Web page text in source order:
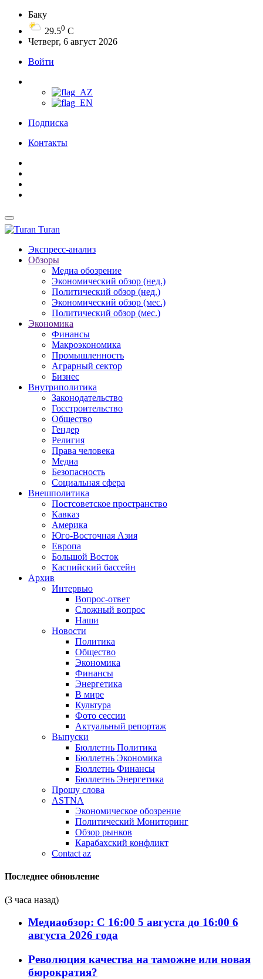
Баку
29.50 C
Четверг, 6 август 2026
Войти
Подписка
Контакты
Turan
Экспресс-анализ
Обзоры
Медиа обозрение
Экономический обзор (нед.)
Политический обзор (нед.)
Экономический обзор (мес.)
Политический обзор (мес.)
Экономика
Финансы
Макроэкономика
Промышленность
Аграрный сектор
Бизнес
Внутриполитика
Законодательство
Госстроительство
Общество
Гендер
Религия
Права человека
Медиа
Безопасность
Социальная сфера
Внешполитика
Постсоветское пространство
Кавказ
Америка
Юго-Восточная Азия
Европа
Большой Восток
Каспийский бассейн
Архив
Интервью
Вопрос-ответ
Сложный вопрос
Наши
Новости
Политика
Общество
Экономика
Финансы
Энергетика
В мире
Культура
Фото сессии
Актуальный репортаж
Выпуски
Бюллетнь Политика
Бюллетнь Экономика
Бюллетнь Финансы
Бюллетнь Энергетика
Прошу слова
ASTNA
Экономическое обозрение
Политический Мониторинг
Обзор рынков
Карабахский конфликт
Contact az
Последнее обновление
(3 часа назад)
Медиаобзор: С 16:00 5 августа до 16:00 6
августа 2026 года
Революция качества на таможне или новая
бюрократия?